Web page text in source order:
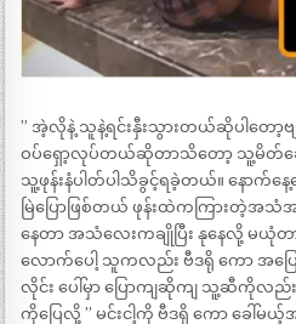
” အဲ့လိုနဲ့ သူနဲ့ရင်းနှီးသွားတယ်ဆိုပါတော့ဗ
ဝပ်ရှော့လုပ်တယ်ဆိုတာသိတော့ သူ့မိတ်ဆွ
သူ့ဖုန်းနံပါတ်ပါသိခွင့်ရခဲ့တယ်။ နောက်န
မြဲပြောဖြစ်တယ် ဖုန်းထဲကကြားတဲ့အ
နေတာ အသံလေးကချိုပြီး နုနေလို့ မ
လောက်ပေါ့ သူကလည်း ဗီဒရို ကော အပြေ
လိုင်း ပေါ်မှာ ပြောကျဆိုကျ သူ့ဆီကိုလည်
ကိုပြေလို့ ” မင်းငါ့ကို ဗီဒရို ကော ခေါ်မယ့်